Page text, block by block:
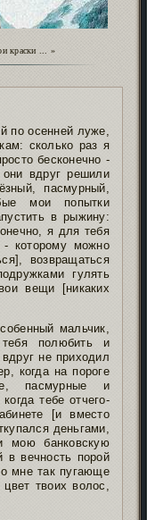
краски ... »
по осенней луже,
сколько раз я
бесконечно -
вдруг решили
пасмурный,
мои попытки
в рыжину:
я для тебя
- которому можно
возвращаться
гулять
вещи [никаких
мальчик,
полюбить и
не приходил
когда на пороге
пасмурные и
тебе отчего-
[и вместо
деньгами,
мою банковскую
в вечность порой
мне так пугающе
твоих волос,